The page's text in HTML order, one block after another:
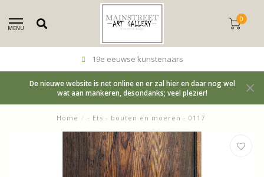
MENU
0
19e eeuwse kunstenaars
De nieuwe website is net online en er zal hier en daar nog wel
wat aan mankeren, desondanks; veel plezier!
Home / - Ets - bouten en moeren - 0117